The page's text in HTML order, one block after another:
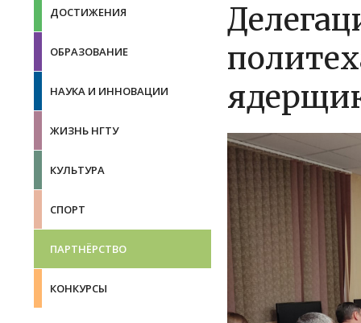
ДОСТИЖЕНИЯ
ОБРАЗОВАНИЕ
НАУКА И ИННОВАЦИИ
ЖИЗНЬ НГТУ
КУЛЬТУРА
СПОРТ
ПАРТНЁРСТВО
КОНКУРСЫ